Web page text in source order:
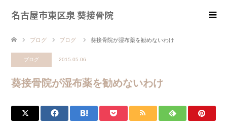
名古屋市東区泉 葵接骨院
ブログ ブログ 葵接骨院が湿布薬を勧めないわけ
ブログ 2015.05.06
葵接骨院が湿布薬を勧めないわけ